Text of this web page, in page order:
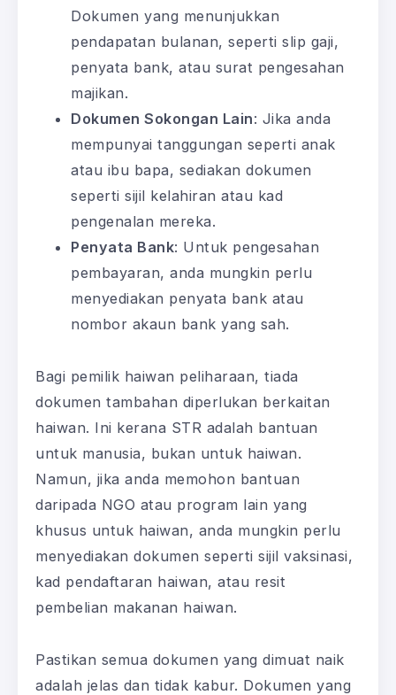
Dokumen yang menunjukkan
pendapatan bulanan, seperti slip gaji,
penyata bank, atau surat pengesahan
majikan.
Dokumen Sokongan Lain: Jika anda
mempunyai tanggungan seperti anak
atau ibu bapa, sediakan dokumen
seperti sijil kelahiran atau kad
pengenalan mereka.
Penyata Bank: Untuk pengesahan
pembayaran, anda mungkin perlu
menyediakan penyata bank atau
nombor akaun bank yang sah.
Bagi pemilik haiwan peliharaan, tiada
dokumen tambahan diperlukan berkaitan
haiwan. Ini kerana STR adalah bantuan
untuk manusia, bukan untuk haiwan.
Namun, jika anda memohon bantuan
daripada NGO atau program lain yang
khusus untuk haiwan, anda mungkin perlu
menyediakan dokumen seperti sijil vaksinasi,
kad pendaftaran haiwan, atau resit
pembelian makanan haiwan.
Pastikan semua dokumen yang dimuat naik
adalah jelas dan tidak kabur. Dokumen yang